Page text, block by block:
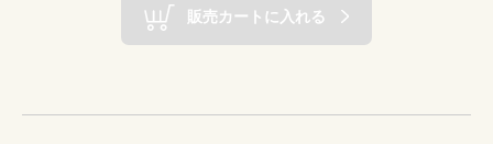
販売カートに入れる